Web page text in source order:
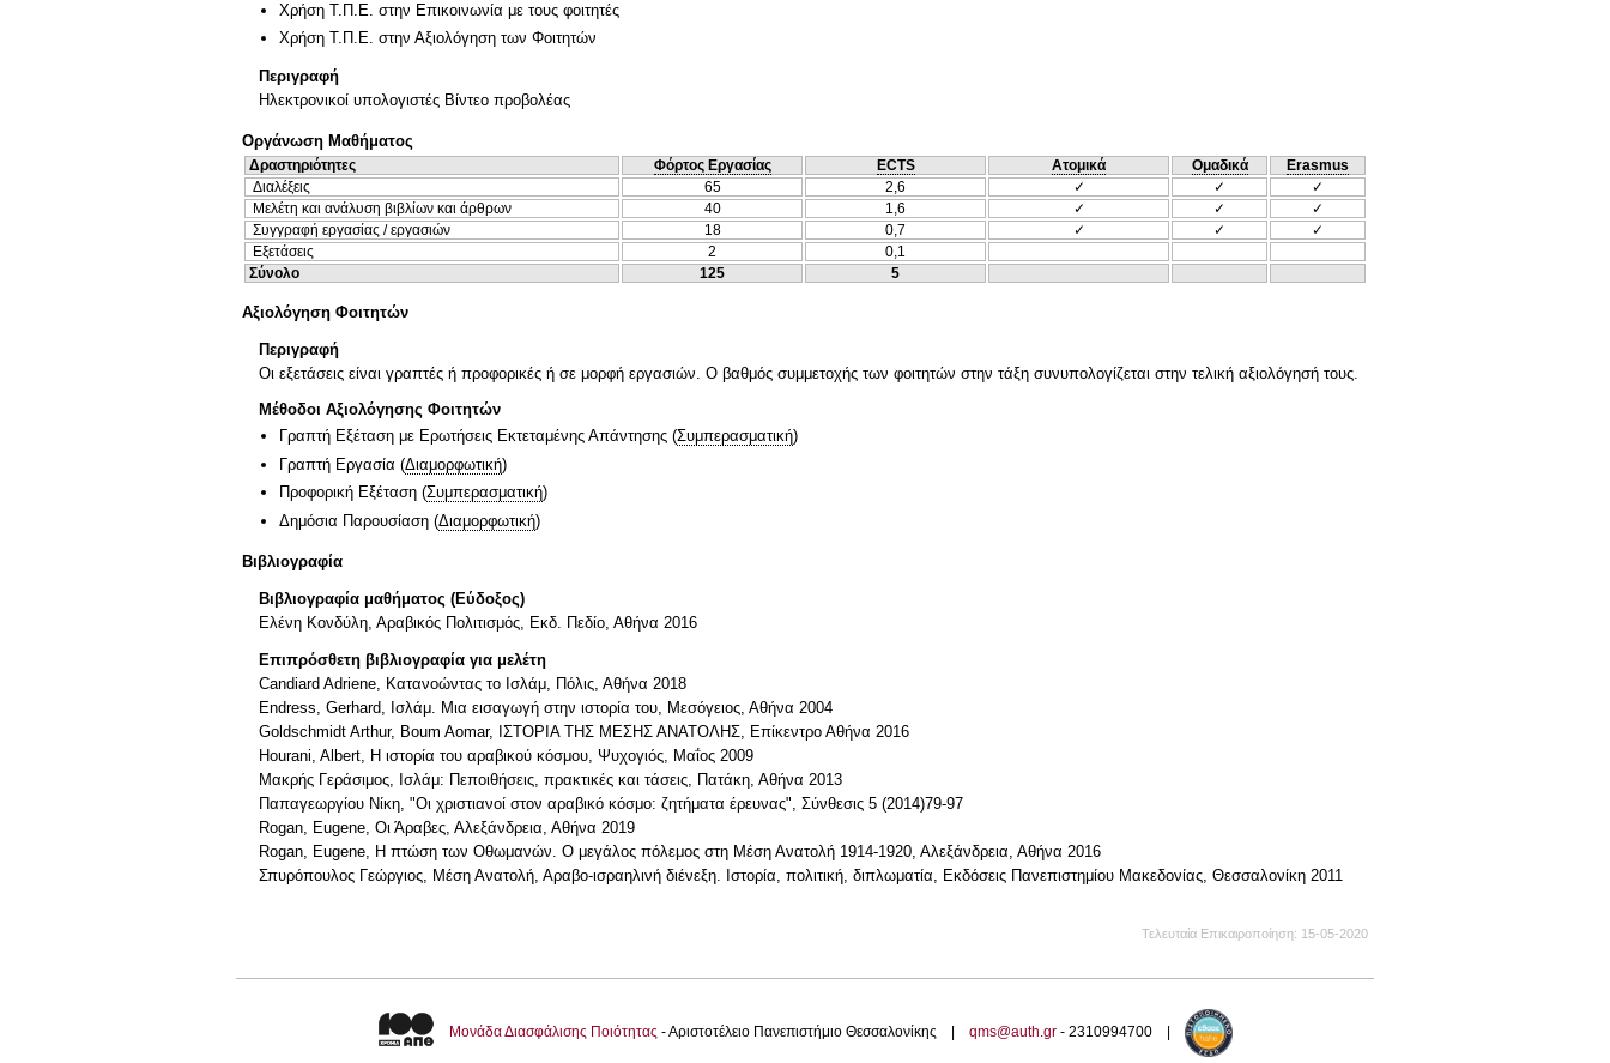
Χρήση Τ.Π.Ε. στην Επικοινωνία με τους φοιτητές
Χρήση Τ.Π.Ε. στην Αξιολόγηση των Φοιτητών
Περιγραφή
Ηλεκτρονικοί υπολογιστές Βίντεο προβολέας
Οργάνωση Μαθήματος
Δραστηριότητες Φόρτος Εργασίας ECTS Ατομικά Ομαδικά
Erasmus
Διαλέξεις
65 2,6 ✓ ✓
✓
Μελέτη και ανάλυση βιβλίων και άρθρων
40 1,6 ✓ ✓
✓
Συγγραφή εργασίας / εργασιών
18 0,7 ✓ ✓
✓
Εξετάσεις
2
0,1
Σύνολο
125 5
Αξιολόγηση Φοιτητών
Περιγραφή
Οι εξετάσεις είναι γραπτές ή προφορικές ή σε μορφή εργασιών. Ο βαθμός συμμετοχής των φοιτητών στην τάξη συνυπολογίζεται στην τελική αξιολόγησή τους.
Μέθοδοι Αξιολόγησης Φοιτητών
Γραπτή Εξέταση με Ερωτήσεις Εκτεταμένης Απάντησης (Συμπερασματική)
Γραπτή Εργασία (Διαμορφωτική)
Προφορική Εξέταση (Συμπερασματική)
Δημόσια Παρουσίαση (Διαμορφωτική)
Βιβλιογραφία
Βιβλιογραφία μαθήματος (Εύδοξος)
Ελένη Κονδύλη, Αραβικός Πολιτισμός, Εκδ. Πεδίο, Αθήνα 2016
Επιπρόσθετη βιβλιογραφία για μελέτη
Candiard Adriene, Κατανοώντας το Ισλάμ, Πόλις, Αθήνα 2018
Endress, Gerhard, Ισλάμ. Μια εισαγωγή στην ιστορία του, Μεσόγειος, Αθήνα 2004
Goldschmidt Arthur, Boum Aomar, ΙΣΤΟΡΙΑ ΤΗΣ ΜΕΣΗΣ ΑΝΑΤΟΛΗΣ, Επίκεντρο Αθήνα 2016
Hourani, Albert, Η ιστορία του αραβικού κόσμου, Ψυχογιός, Μαΐος 2009
Μακρής Γεράσιμος, Ισλάμ: Πεποιθήσεις, πρακτικές και τάσεις, Πατάκη, Αθήνα 2013
Παπαγεωργίου Νίκη, "Οι χριστιανοί στον αραβικό κόσμο: ζητήματα έρευνας", Σύνθεσις 5 (2014)79-97
Rogan, Eugene, Οι Άραβες, Αλεξάνδρεια, Αθήνα 2019
Rogan, Eugene, Η πτώση των Οθωμανών. Ο μεγάλος πόλεμος στη Μέση Ανατολή 1914-1920, Αλεξάνδρεια, Αθήνα 2016
Σπυρόπουλος Γεώργιος, Μέση Ανατολή, Αραβο-ισραηλινή διένεξη. Ιστορία, πολιτική, διπλωματία, Εκδόσεις Πανεπιστημίου Μακεδονίας, Θεσσαλονίκη 2011
Τελευταία Επικαιροποίηση 15-05-2020
Μονάδα Διασφάλισης Ποιότητας - Αριστοτέλειο Πανεπιστήμιο Θεσσαλονίκης | qms@auth.gr - 2310994700 |